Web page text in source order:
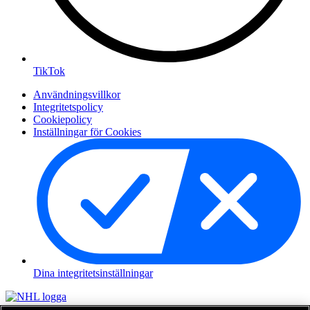
TikTok
Användningsvillkor
Integritetspolicy
Cookiepolicy
Inställningar för Cookies
Dina integritetsinställningar